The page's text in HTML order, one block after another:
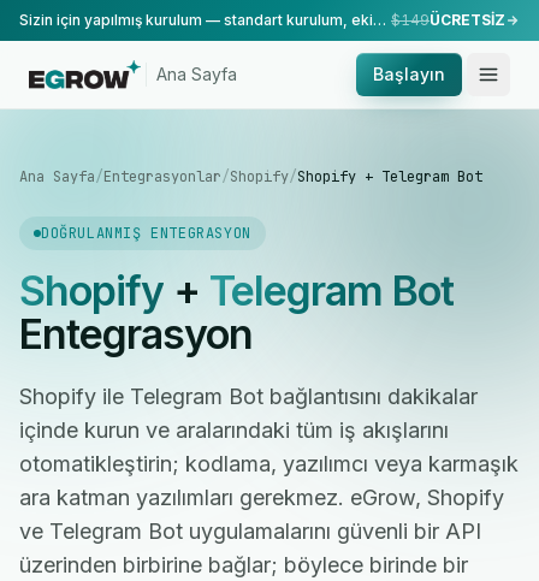
Sizin için yapılmış kurulum — standart kurulum, ekibimiz tarafından yapılır. $149ÜCRETSİZ
Ana Sayfa Başlayın
Ana Sayfa/Entegrasyonlar/Shopify/Shopify + Telegram Bot
DOĞRULANMIŞ ENTEGRASYON
Shopify+ Telegram Bot
Entegrasyon
Shopify ile Telegram Bot bağlantısını dakikalar
içinde kurun ve aralarındaki tüm iş akışlarını
otomatikleştirin; kodlama, yazılımcı veya karmaşık
ara katman yazılımları gerekmez. eGrow, Shopify
ve Telegram Bot uygulamalarını güvenli bir API
üzerinden birbirine bağlar; böylece birinde bir